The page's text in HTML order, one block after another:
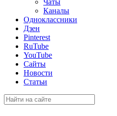
Чаты
Каналы
Одноклассники
Дзен
Pinterest
RuTube
YouTube
Сайты
Новости
Статьи